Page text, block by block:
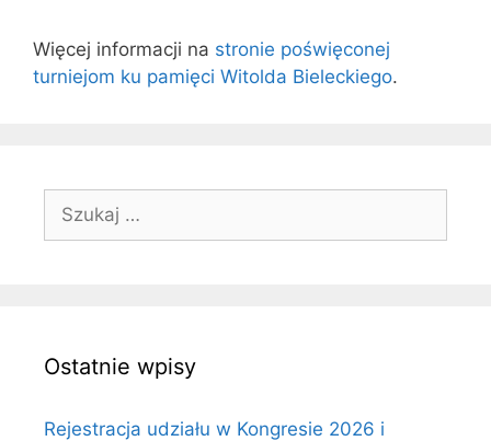
Więcej informacji na stronie poświęconej
turniejom ku pamięci Witolda Bieleckiego.
Szukaj:
Ostatnie wpisy
Rejestracja udziału w Kongresie 2026 i